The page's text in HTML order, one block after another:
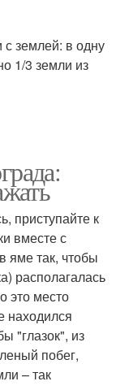
с землей: в одну
1/3 земли из
приступайте к
вместе с
яме так, чтобы
располагалась
это место
находился
"глазок", из
побег,
– так